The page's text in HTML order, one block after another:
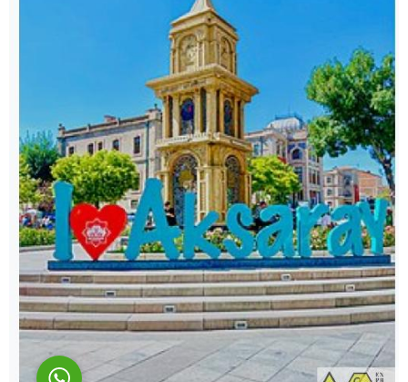
Cüneyt Bey
Cevap Yaz